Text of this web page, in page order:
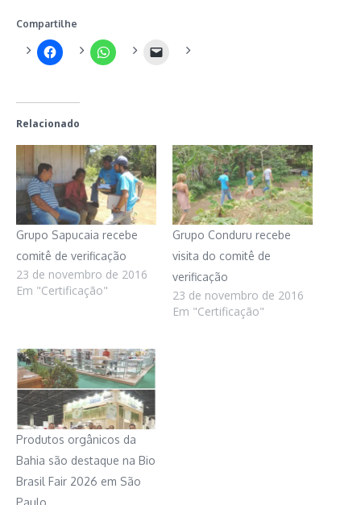
Compartilhe
Relacionado
Grupo Sapucaia recebe
comitê de verificação
23 de novembro de 2016
Em "Certificação"
Grupo Conduru recebe
visita do comitê de
verificação
23 de novembro de 2016
Em "Certificação"
Produtos orgânicos da
Bahia são destaque na Bio
Brasil Fair 2026 em São
Paulo